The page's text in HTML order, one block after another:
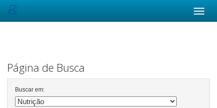
Página de Busca
Buscar em: